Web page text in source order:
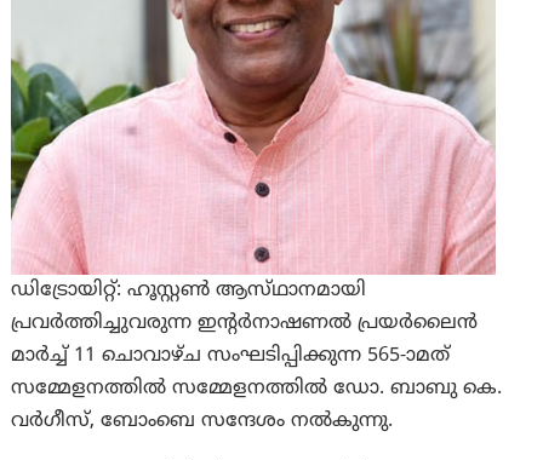
ഡിട്രോയിറ്റ്: ഹൂസ്റ്റണ്‍ ആസ്‌ഥാനമായി
പ്രവർത്തിച്ചുവരുന്ന ഇന്‍റർനാഷണൽ പ്രയർലെെൻ
മാർച്ച് 11 ചൊവാഴ്ച സംഘടിപ്പിക്കുന്ന 565-ാമത്
സമ്മേളനത്തില്‍ സമ്മേളനത്തില്‍ ഡോ. ബാബു കെ.
വർഗീസ്, ബോംബെ സന്ദേശം നല്‍കുന്നു.